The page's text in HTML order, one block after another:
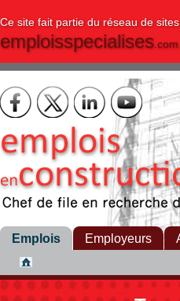
Ce site fait partie du réseau de
emploisspecialises.com
Emplois Employeurs